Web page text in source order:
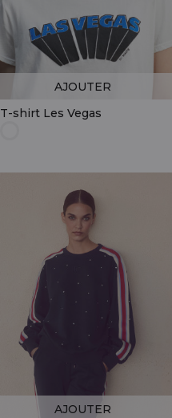
T-shirt Les Vegas
AJOUTER
AJOUTER